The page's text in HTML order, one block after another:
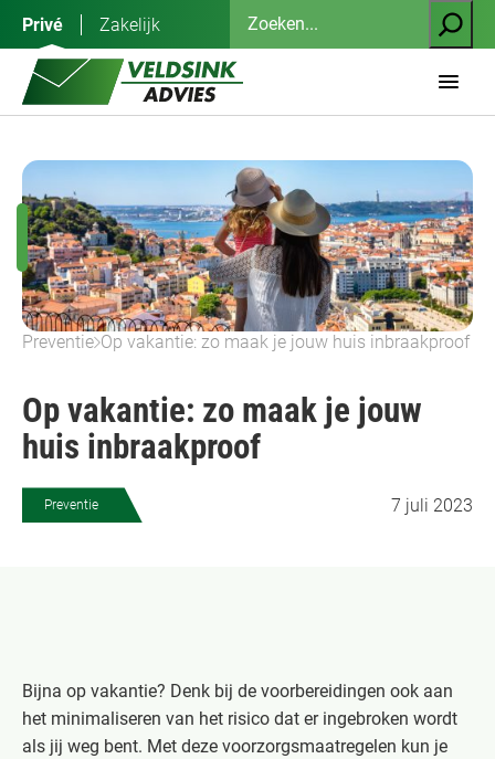
inhoud
Privé Zakelijk
Zoeken
Preventie Op vakantie: zo maak je jouw huis inbraakproof
Op vakantie: zo maak je jouw
huis inbraakproof
Preventie 7 juli 2023
Bijna op vakantie? Denk bij de voorbereidingen ook aan
het minimaliseren van het risico dat er ingebroken wordt
als jij weg bent. Met deze voorzorgsmaatregelen kun je